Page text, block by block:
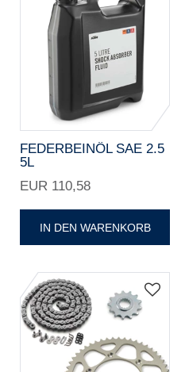
FEDERBEINÖL SAE 2.5
5L
EUR 110,58
IN DEN WARENKORB